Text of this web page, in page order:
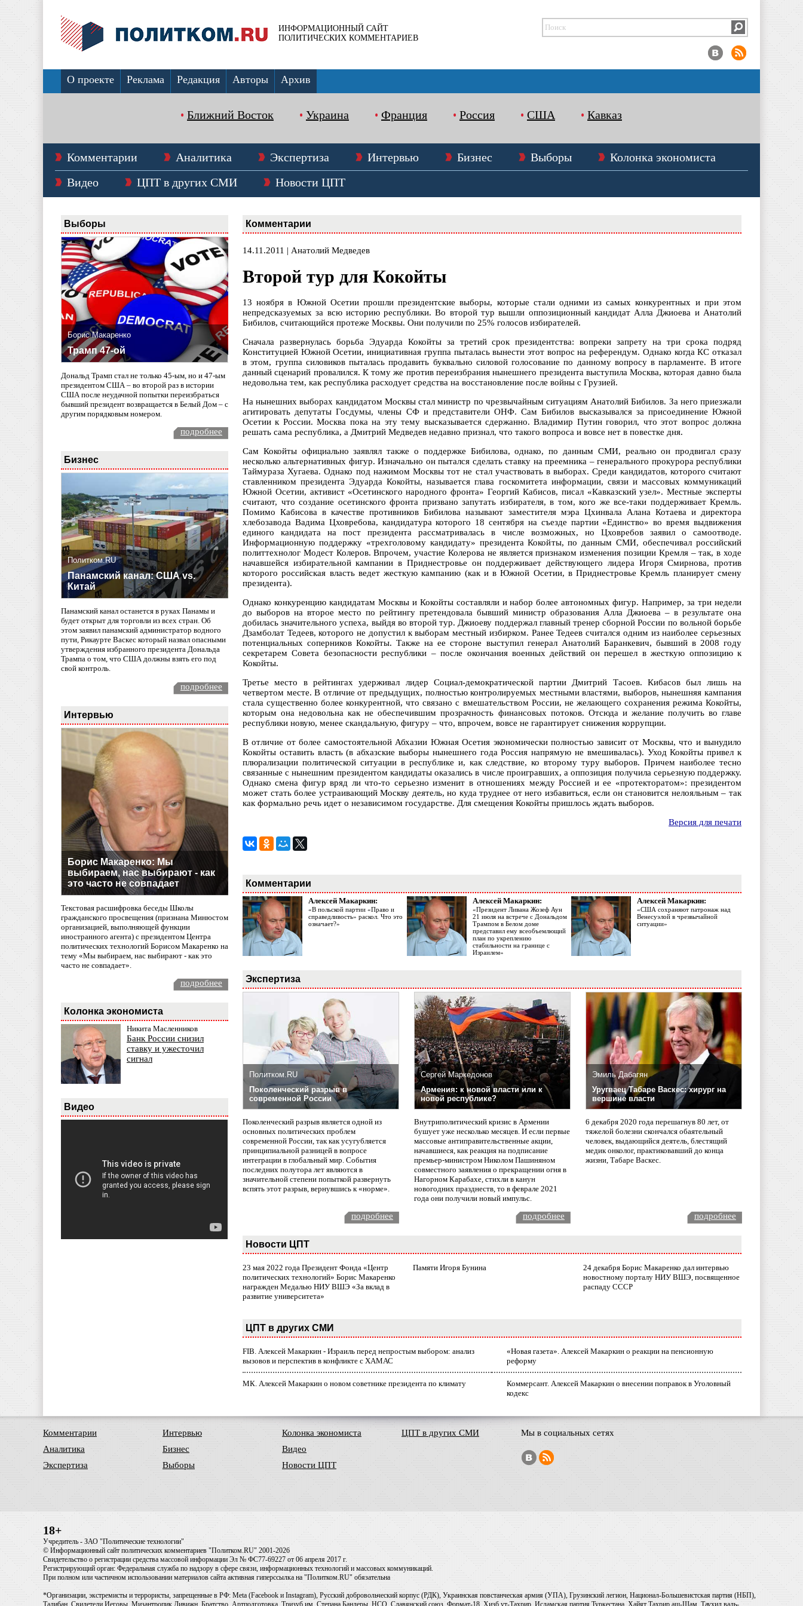
ИНФОРМАЦИОННЫЙ САЙТ
ПОЛИТИЧЕСКИХ КОММЕНТАРИЕВ
О проекте Реклама Редакция Авторы Архив
Ближний Восток Украина Франция Россия США Кавказ
Комментарии Аналитика Экспертиза Интервью Бизнес Выборы
Колонка экономиста
Видео
ЦПТ в других СМИ Новости ЦПТ
Выборы
Борис Макаренко
Трамп 47-ой
Дональд Трамп стал не только 45-ым, но и 47-ым
президентом США – во второй раз в истории
США после неудачной попытки переизбраться
бывший президент возвращается в Белый Дом – с
другим порядковым номером.
подробнее
Бизнес
Политком.RU
Панамский канал: США vs.
Китай
Панамский канал останется в руках Панамы и
будет открыт для торговли из всех стран. Об
этом заявил панамский администратор водного
пути, Рикаурте Васкес который назвал опасными
утверждения избранного президента Дональда
Трампа о том, что США должны взять его под
свой контроль.
подробнее
Интервью
Борис Макаренко: Мы
выбираем, нас выбирают - как
это часто не совпадает
Текстовая расшифровка беседы Школы
гражданского просвещения (признана Минюстом
организацией, выполняющей функции
иностранного агента) с президентом Центра
политических технологий Борисом Макаренко на
тему «Мы выбираем, нас выбирают - как это
часто не совпадает».
подробнее
Колонка экономиста
Никита Масленников
Банк России снизил
ставку и ужесточил
сигнал
Видео
Комментарии
14.11.2011 | Анатолий Медведев
Второй тур для Кокойты
13 ноября в Южной Осетии прошли президентские выборы, которые стали одними из самых конкурентных и при этом
непредсказуемых за всю историю республики. Во второй тур вышли оппозиционный кандидат Алла Джиоева и Анатолий
Бибилов, считающийся протеже Москвы. Они получили по 25% голосов избирателей.
Сначала развернулась борьба Эдуарда Кокойты за третий срок президентства: вопреки запрету на три срока подряд
Конституцией Южной Осетии, инициативная группа пыталась вынести этот вопрос на референдум. Однако когда КС отказал
в этом, группа силовиков пыталась продавить буквально силовой голосование по данному вопросу в парламенте. В итоге
данный сценарий провалился. К тому же против переизбрания нынешнего президента выступила Москва, которая давно была
недовольна тем, как республика расходует средства на восстановление после войны с Грузией.
На нынешних выборах кандидатом Москвы стал министр по чрезвычайным ситуациям Анатолий Бибилов. За него приезжали
агитировать депутаты Госдумы, члены СФ и представители ОНФ. Сам Бибилов высказывался за присоединение Южной
Осетии к России. Москва пока на эту тему высказывается сдержанно. Владимир Путин говорил, что этот вопрос должна
решать сама республика, а Дмитрий Медведев недавно признал, что такого вопроса и вовсе нет в повестке дня.
Сам Кокойты официально заявлял также о поддержке Бибилова, однако, по данным СМИ, реально он продвигал сразу
несколько альтернативных фигур. Изначально он пытался сделать ставку на преемника – генерального прокурора республики
Таймураза Хугаева. Однако под нажимом Москвы тот не стал участвовать в выборах. Среди кандидатов, которого считают
ставленником президента Эдуарда Кокойты, называется глава госкомитета информации, связи и массовых коммуникаций
Южной Осетии, активист «Осетинского народного фронта» Георгий Кабисов, писал «Кавказский узел». Местные эксперты
считают, что создание осетинского фронта призвано запутать избирателя, в том, кого же все-таки поддерживает Кремль.
Помимо Кабисова в качестве противников Бибилова называют заместителя мэра Цхинвала Алана Котаева и директора
хлебозавода Вадима Цховребова, кандидатура которого 18 сентября на съезде партии «Единство» во время выдвижения
единого кандидата на пост президента рассматривалась в числе возможных, но Цховребов заявил о самоотводе.
Информационную поддержку «трехголовому кандидату» президента Кокойты, по данным СМИ, обеспечивал российский
политтехнолог Модест Колеров. Впрочем, участие Колерова не является признаком изменения позиции Кремля – так, в ходе
начавшейся избирательной кампании в Приднестровье он поддерживает действующего лидера Игоря Смирнова, против
которого российская власть ведет жесткую кампанию (как и в Южной Осетии, в Приднестровье Кремль планирует смену
президента).
Однако конкуренцию кандидатам Москвы и Кокойты составляли и набор более автономных фигур. Например, за три недели
до выборов на второе место по рейтингу претендовала бывший министр образования Алла Джиоева – в результате она
добилась значительного успеха, выйдя во второй тур. Джиоеву поддержал главный тренер сборной России по вольной борьбе
Дзамболат Тедеев, которого не допустил к выборам местный избирком. Ранее Тедеев считался одним из наиболее серьезных
потенциальных соперников Кокойты. Также на ее стороне выступил генерал Анатолий Баранкевич, бывший в 2008 году
секретарем Совета безопасности республики – после окончания военных действий он перешел в жесткую оппозицию к
Кокойты.
Третье место в рейтингах удерживал лидер Социал-демократической партии Дмитрий Тасоев. Кибасов был лишь на
четвертом месте. В отличие от предыдущих, полностью контролируемых местными властями, выборов, нынешняя кампания
стала существенно более конкурентной, что связано с вмешательством России, не желающего сохранения режима Кокойты,
которым она недовольна как не обеспечившим прозрачность финансовых потоков. Отсюда и желание получить во главе
республики новую, менее скандальную, фигуру – что, впрочем, вовсе не гарантирует снижения коррупции.
В отличие от более самостоятельной Абхазии Южная Осетия экономически полностью зависит от Москвы, что и вынудило
Кокойты оставить власть (в абхазские выборы нынешнего года Россия напрямую не вмешивалась). Уход Кокойты привел к
плюрализации политической ситуации в республике и, как следствие, ко второму туру выборов. Причем наиболее тесно
связанные с нынешним президентом кандидаты оказались в числе проигравших, а оппозиция получила серьезную поддержку.
Однако смена фигур вряд ли что-то серьезно изменит в отношениях между Россией и ее «протекторатом»: президентом
может стать более устраивающий Москву деятель, но куда труднее от него избавиться, если он становится нелояльным – так
как формально речь идет о независимом государстве. Для смещения Кокойты пришлось ждать выборов.
Версия для печати
Комментарии
Алексей Макаркин:
«В польской партии «Право и
справедливость» раскол. Что это
означает?»
Алексей Макаркин:
«Президент Ливана Жозеф Аун
21 июля на встрече с Дональдом
Трампом в Белом доме
представил ему всеобъемлющий
план по укреплению
стабильности на границе с
Израилем»
Алексей Макаркин:
«США сохраняют патронаж над
Венесуэлой в чрезвычайной
ситуации»
Экспертиза
Политком.RU
Поколенческий разрыв в
современной России
Поколенческий разрыв является одной из
основных политических проблем
современной России, так как усугубляется
принципиальной разницей в вопросе
интеграции в глобальный мир. События
последних полутора лет являются в
значительной степени попыткой развернуть
вспять этот разрыв, вернувшись к «норме».
Сергей Маркедонов
Армения: к новой власти или к
новой республике?
Внутриполитический кризис в Армении
бушует уже несколько месяцев. И если первые
массовые антиправительственные акции,
начавшиеся, как реакция на подписание
премьер-министром Николом Пашиняном
совместного заявления о прекращении огня в
Нагорном Карабахе, стихли в канун
новогодних празднеств, то в феврале 2021
года они получили новый импульс.
Эмиль Дабагян
Уругваец Табаре Васкес: хирург на
вершине власти
6 декабря 2020 года перешагнув 80 лет, от
тяжелой болезни скончался обаятельный
человек, выдающийся деятель, блестящий
медик онколог, практиковавший до конца
жизни, Табаре Васкес.
подробнее подробнее подробнее
Новости ЦПТ
23 мая 2022 года Президент Фонда «Центр
политических технологий» Борис Макаренко
награжден Медалью НИУ ВШЭ «За вклад в
развитие университета»
Памяти Игоря Бунина
24 декабря Борис Макаренко дал интервью
новостному порталу НИУ ВШЭ, посвященное
распаду СССР
ЦПТ в других СМИ
FIB. Алексей Макаркин - Израиль перед непростым выбором: анализ
вызовов и перспектив в конфликте с ХАМАС
«Новая газета». Алексей Макаркин о реакции на пенсионную
реформу
МК. Алексей Макаркин о новом советнике президента по климату
Коммерсант. Алексей Макаркин о внесении поправок в Уголовный
кодекс
Комментарии
Аналитика
Экспертиза
Интервью
Бизнес
Выборы
Колонка экономиста
Видео
Новости ЦПТ
ЦПТ в других СМИ Мы в социальных сетях
18+
Учредитель - ЗАО "Политические технологии"
© Информационный сайт политических комментариев "Политком.RU" 2001-2026
Свидетельство о регистрации средства массовой информации Эл № ФС77-69227 от 06 апреля 2017 г.
Регистрирующий орган: Федеральная служба по надзору в сфере связи, информационных технологий и массовых коммуникаций.
При полном или частичном использовании материалов сайта активная гиперссылка на "Политком.RU" обязательна
*Организации, экстремисты и террористы, запрещенные в РФ: Meta (Facebook и Instagram), Русский добровольческий корпус (РДК), Украинская повстанческая армия (УПА), Грузинский легион, Национал-Большевистская партия (НБП),
Талибан, Свидетели Иеговы, Мизантропик Дивижн, Братство, Артподготовка, Тризуб им. Степана Бандеры, НСО, Славянский союз, Формат-18, Хизб ут-Тахрир, Исламская партия Туркестана, Хайят Тахрир аш-Шам, Таухид валь-